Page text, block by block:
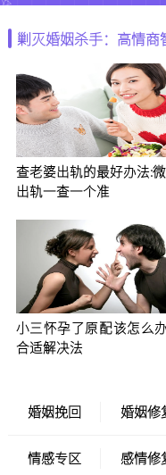
剿灭婚姻杀手：高情商
查老婆出轨的最好办法:
出轨一查一个准
小三怀孕了原配该怎么
合适解决法
婚姻挽回 婚姻修
情感专区 感情修